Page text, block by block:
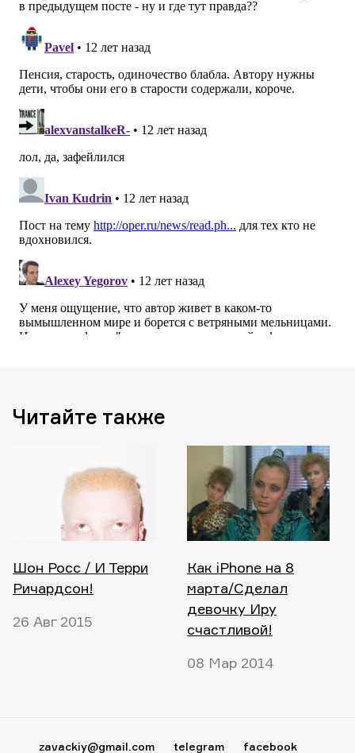
Читайте также
Шон Росс / И Терри
Ричардсон!
26 Авг 2015
Как iPhone на 8
марта/Cделал
девочку Иру
счастливой!
08 Мар 2014
zavackiy@gmail.com telegram facebook